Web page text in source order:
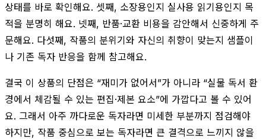
상태를 바로 확인해요. 셋째, 소장용인지 실사용 읽기용인지 목
적을 분명히 해요. 넷째, 반품·교환 비용을 감안해서 신중하게 주
문해요. 다섯째, 작품의 분위기와 자신의 취향이 맞는지 샘플이
나 기존 독자 반응을 함께 참고해요.
결국 이 상품의 단점은 “재미가 없어서”가 아니라 “실물 독서 환
경에서 체감될 수 있는 편집·제본 요소”에 가깝다고 볼 수 있어
요. 그래서 아주 까다로운 독자라면 미세한 부분까지 점검해야
하지만, 작품 중심으로 보는 독자라면 큰 결격으로 느끼지 않을